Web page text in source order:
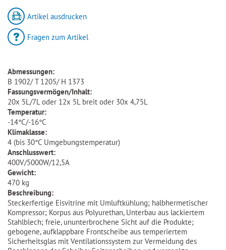
Artikel ausdrucken
Fragen zum Artikel
Abmessungen:
B 1902/ T 1205/ H 1373
Fassungsvermögen/Inhalt:
20x 5L/7L oder 12x 5L breit oder 30x 4,75L
Temperatur:
-14°C/-16°C
Klimaklasse:
4 (bis 30°C Umgebungstemperatur)
Anschlusswert:
400V/5000W/12,5A
Gewicht:
470 kg
Beschreibung:
Steckerfertige Eisvitrine mit Umluftkühlung; halbhermetischer
Kompressor; Korpus aus Polyurethan, Unterbau aus lackiertem
Stahlblech; freie, ununterbrochene Sicht auf die Produkte;
gebogene, aufklappbare Frontscheibe aus temperiertem
Sicherheitsglas mit Ventilationssystem zur Vermeidung des